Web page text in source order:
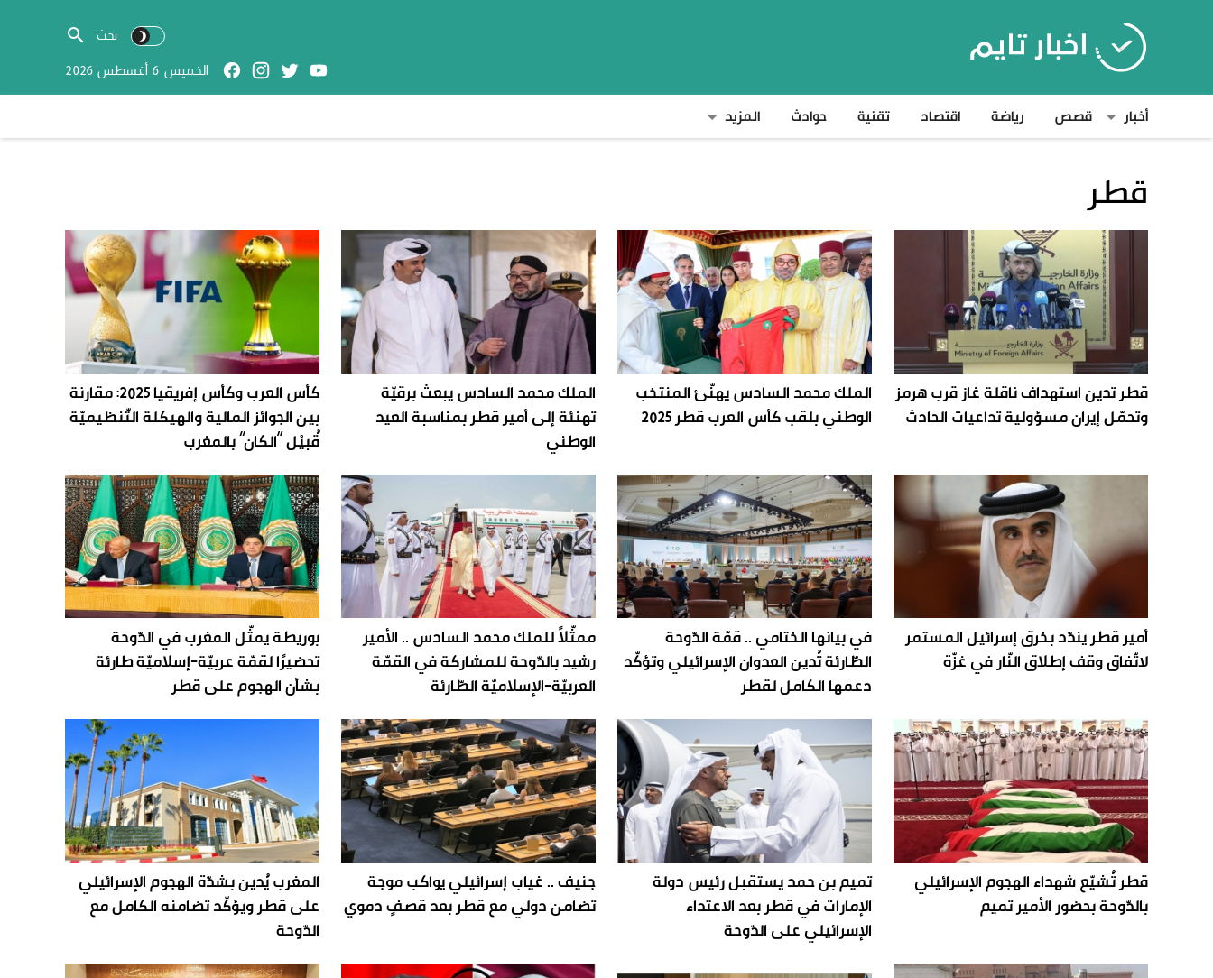
الخميس 6 أغسطس 2026
أخبار
قصص رياضة اقتصاد تقنية حوادث المزيد
قطر
قطر تدين استهداف ناقلة غاز قرب هرمز
وتحمّل إيران مسؤولية تداعيات الحادث
الملك محمد السادس يهنّئ المنتخب
الوطني بلقب كأس العرب قطر 2025
الملك محمد السادس يبعث برقيّة
تهنئة إلى أمير قطر بمناسبة العيد
الوطني
كأس العرب وكأس إفريقيا 2025: مقارنة
بين الجوائز المالية والهيكلة التّنظيميّة
قُبيْل “الكان” بالمغرب
أمير قطر يندّد بخرق إسرائيل المستمر
لاتّفاق وقف إطلاق النّار في غزّة
في بيانها الختامي .. قمّة الدّوحة
الطّارئة تُدين العدوان الإسرائيلي وتؤكّد
دعمها الكامل لقطر
ممثّلاً للملك محمد السادس .. الأمير
رشيد بالدّوحة للمشاركة في القمّة
العربيّة-الإسلاميّة الطّارئة
بوريطة يمثّل المغرب في الدّوحة
تحضيرًا لقمّة عربيّة-إسلاميّة طارئة
بشأن الهجوم على قطر
قطر تُشيّع شهداء الهجوم الإسرائيلي
بالدّوحة بحضور الأمير تميم
تميم بن حمد يستقبل رئيس دولة
الإمارات في قطر بعد الاعتداء
الإسرائيلي على الدّوحة
جنيف .. غياب إسرائيلي يواكب موجة
تضامن دولي مع قطر بعد قصفٍ دموي
المغرب يُدين بشدّة الهجوم الإسرائيلي
على قطر ويؤكّد تضامنه الكامل مع
الدّوحة